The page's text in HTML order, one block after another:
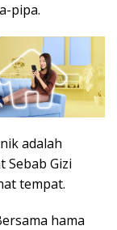
pipa.
adalah
Sebab Gizi
tempat.
hama